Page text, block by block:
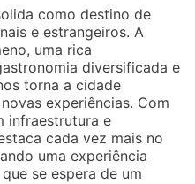
como destino de
e estrangeiros. A
uma rica
diversificada e
torna a cidade
experiências. Com
infraestrutura e
cada vez mais no
uma experiência
se espera de um